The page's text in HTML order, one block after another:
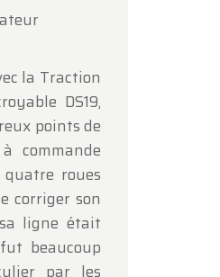
la Traction
DS19,
points de
commande
roues
corriger son
ligne était
beaucoup
par les